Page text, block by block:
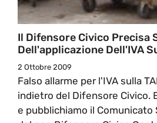
Il Difensore Civico Precisa
Dell'applicazione Dell'IVA
2 Ottobre 2009
Falso allarme per l'IVA sulla
indietro del Difensore Civico.
e pubblichiamo il Comunicato